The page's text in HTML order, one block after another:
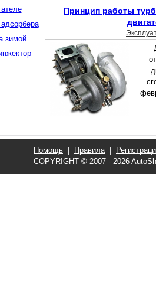
Принцип работы
зимой
Помощь Правила|
COPYRIGHT © 2007 - 2026